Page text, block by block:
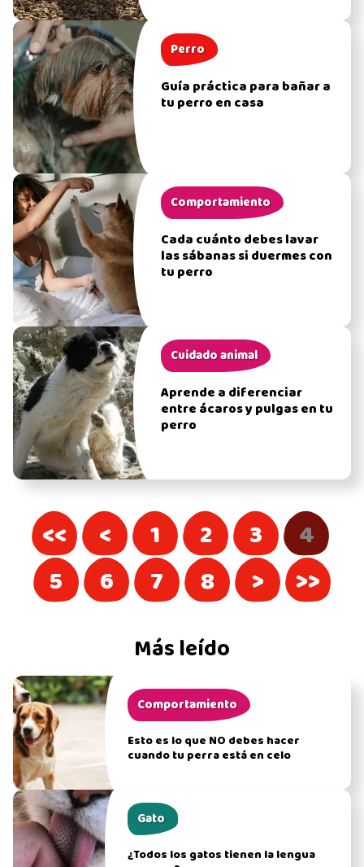
Perro
Guía práctica para bañar a
tu perro en casa
Comportamiento
Cada cuánto debes lavar
las sábanas si duermes con
tu perro
Cuidado animal
Aprende a diferenciar
entre ácaros y pulgas en tu
perro
<< < 1 2 3
4
5
6 7 8 > >>
Más leído
Comportamiento
Esto es lo que NO debes hacer
cuando tu perra está en celo
Gato
¿Todos los gatos tienen la lengua